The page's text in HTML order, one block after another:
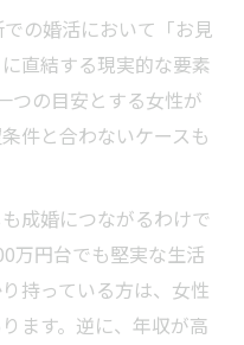
性の強みを知る
る30代男性の魅力と
進める自己PR方法
相談所で重視される
アピールできる能力
の婚活において「お見
直結する現実的な要素
つの目安とする女性が
件と合わないケースも
成婚につながるわけで
万円台でも堅実な生活
持っている方は、女性
ます。逆に、年収が高